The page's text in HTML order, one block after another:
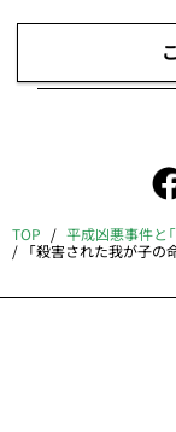
TOP 平成凶悪事件と「
「殺害された我が子の命の尊さ、殺害した犯人の命の尊さは同じとの考えが